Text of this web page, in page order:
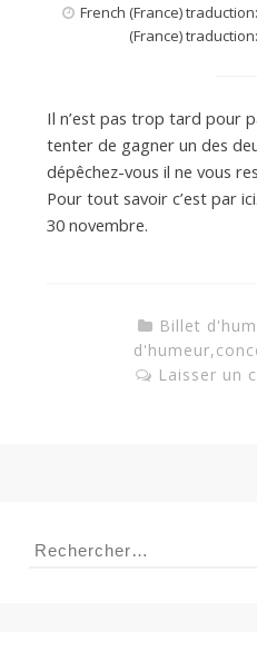
French (France)
(France)
Il n’est pas trop tard pour
tenter de gagner un des
dépêchez-vous il ne vous
Pour tout savoir c’est par
30 novembre.
Billet
d'humeur,
Laisser un
Rechercher :